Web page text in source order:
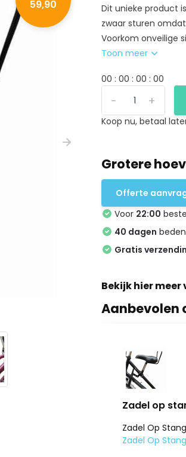
59,90
Dit unieke product
zwaar sturen
Voorkom onveilige
Toon meer
00 : 00 : 00 : 00
+
-
Koop nu, betaal
Grotere
Offerte
Voor 22:00
40 dagen
Gratis
Bekijk hier
Aanbevolen
Zadel op
Zadel Op
Zadel Op Stang